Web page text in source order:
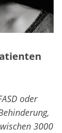
oder
3000